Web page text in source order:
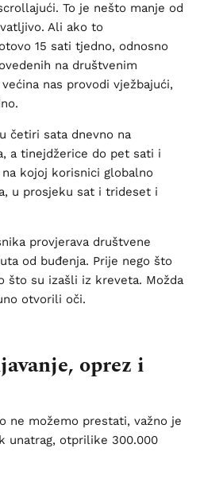
To je nešto manje od
Ali ako to
15 sati tjedno, odnosno
na društvenim
nas provodi vježbajući,
četiri sata dnevno na
a tinejdžerice do pet sati i
kojoj korisnici globalno
u prosjeku sat i trideset i
provjerava društvene
od buđenja. Prije nego što
što su izašli iz kreveta. Možda
otvorili oči.
oprez i
ne možemo prestati, važno je
unatrag, otprilike 300.000